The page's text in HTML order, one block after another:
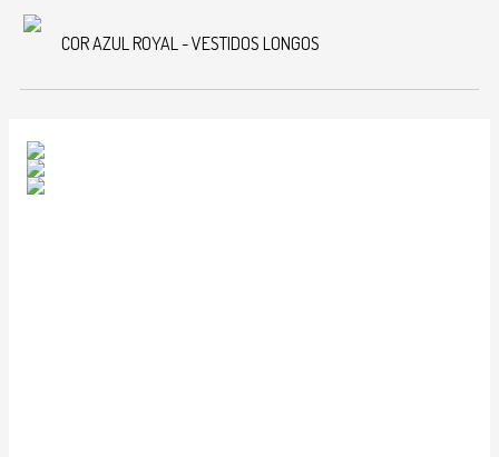
COR AZUL ROYAL - VESTIDOS LONGOS